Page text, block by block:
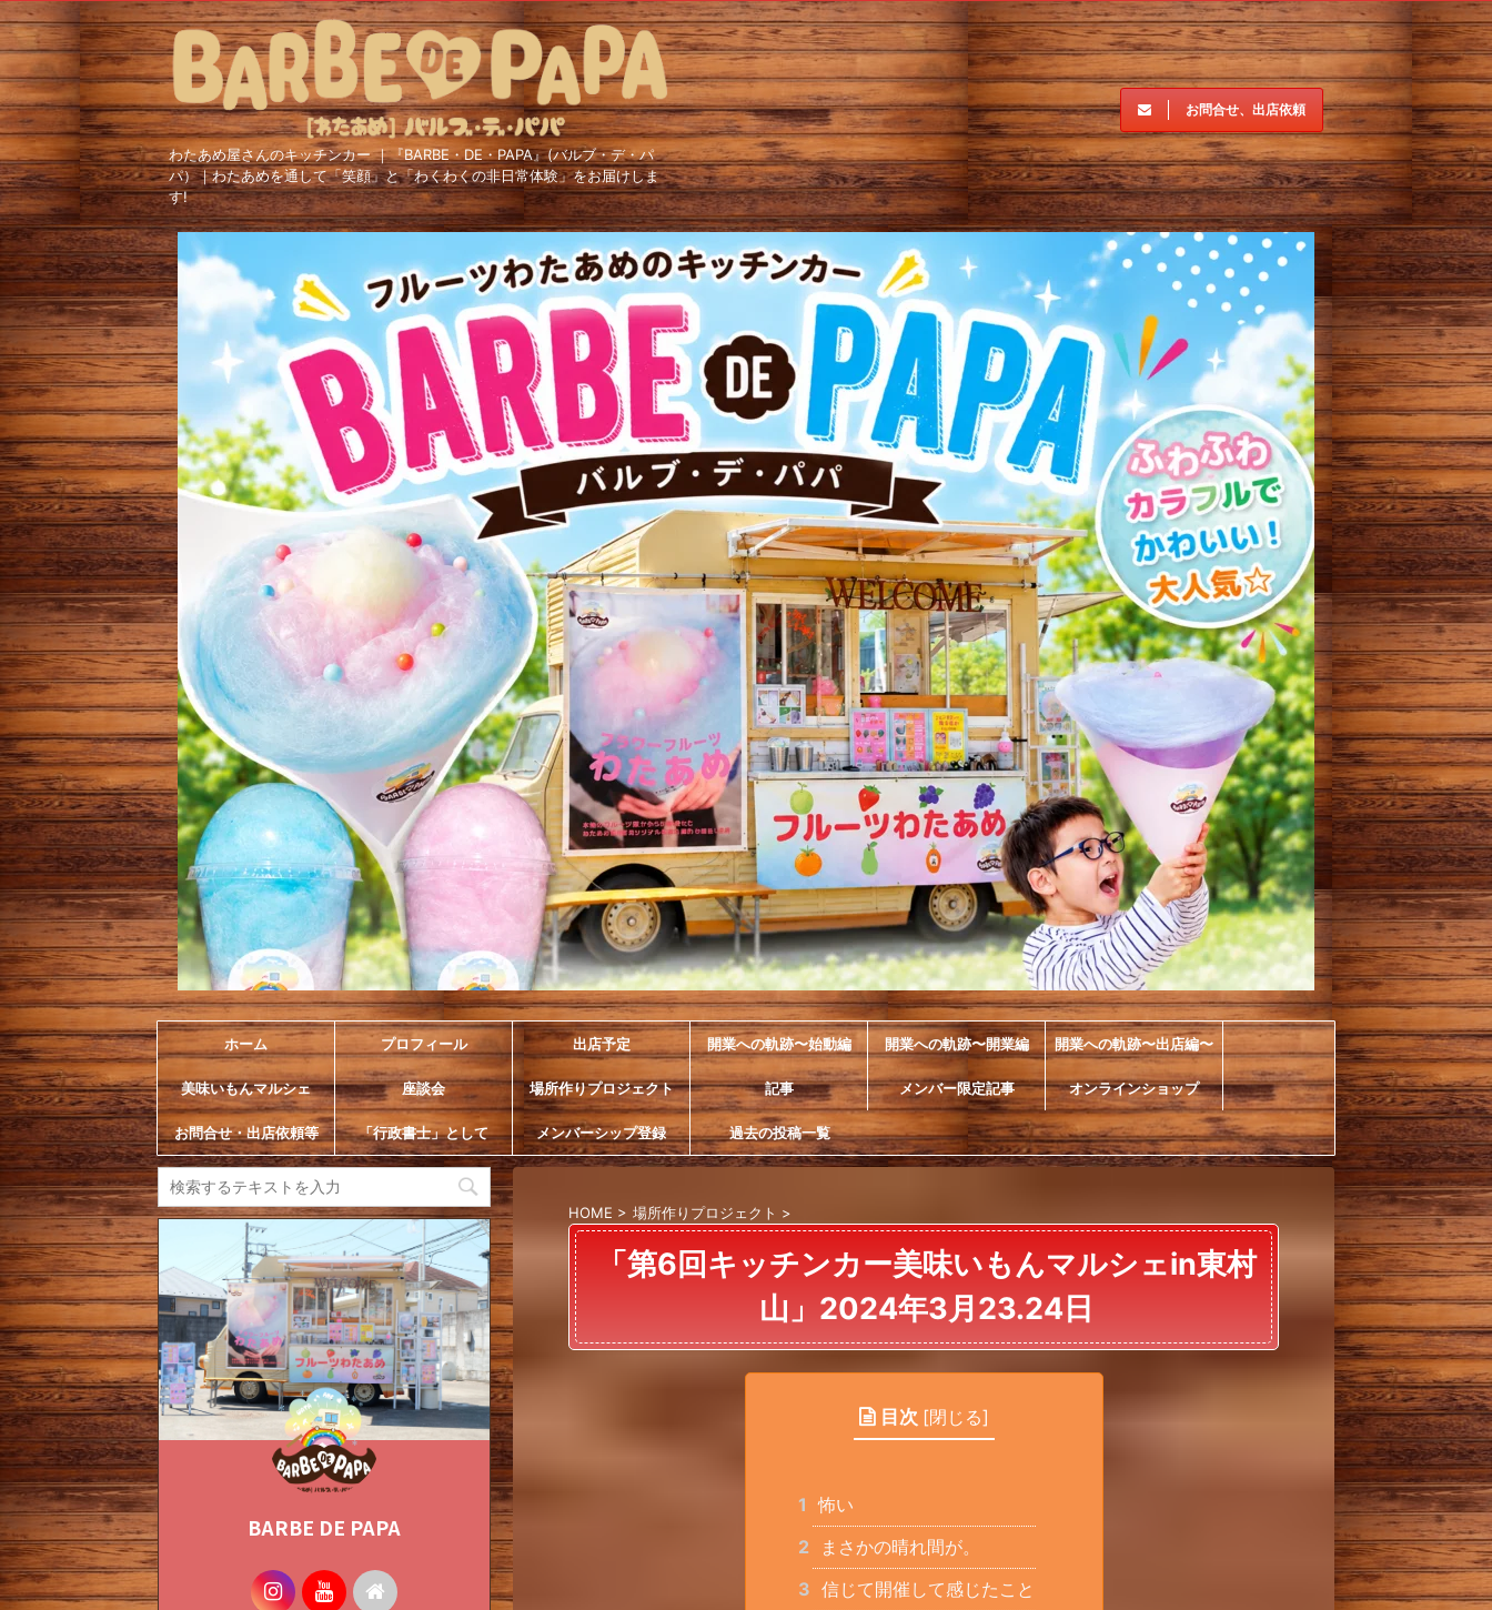
わたあめ屋さんのキッチンカー ｜『BARBE・DE・PAPA』(バルブ・デ・パ
パ）｜わたあめを通して「笑顔」と「わくわくの非日常体験」をお届けしま
す!
お問合せ、出店依頼
ホーム プロフィール 出店予定 開業への軌跡〜始動編 開業への軌跡〜開業編 開業への軌跡〜出店編〜
美味いもんマルシェ 座談会 場所作りプロジェクト 記事 メンバー限定記事 オンラインショップ
お問合せ・出店依頼等 「行政書士」として メンバーシップ登録 過去の投稿一覧
HOME > 場所作りプロジェクト >
「第6回キッチンカー美味いもんマルシェin東村
山」2024年3月23.24日
目次 [閉じる]
1 怖い
2
まさかの晴れ間が。
3 信じて開催して感じたこと
BARBE DE PAPA